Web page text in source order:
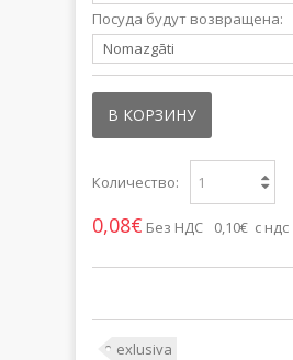
Посуда будут возвращена:
Nomazgāti
В КОРЗИНУ
Количество:
0,08€ Без НДС 0,10€ с ндс
exlusiva